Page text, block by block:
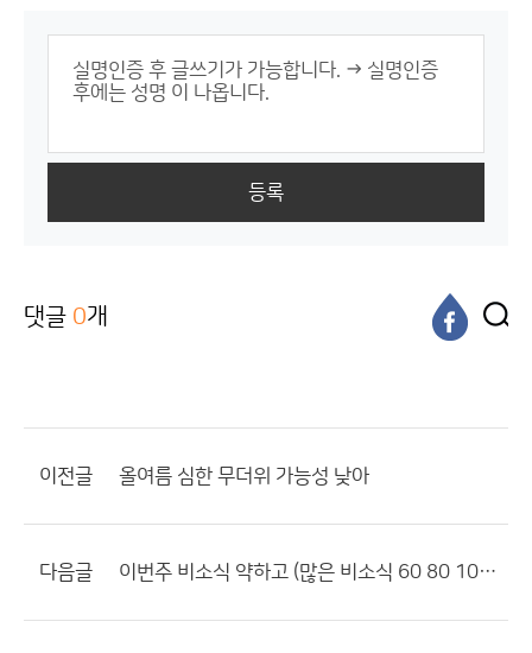
등록
댓글 0개
이전글 올여름 심한 무더위 가능성 낮아
다음글 이번주 비소식 약하고 (많은 비소식 60 80 100mm) 힘들듯